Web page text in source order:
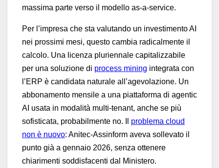
massima parte verso il modello as-a-service.
Per l’impresa che sta valutando un investimento AI
nei prossimi mesi, questo cambia radicalmente il
calcolo. Una licenza pluriennale capitalizzabile
per una soluzione di process mining integrata con
l’ERP è candidata naturale all’agevolazione. Un
abbonamento mensile a una piattaforma di agentic
AI usata in modalità multi-tenant, anche se più
sofisticata, probabilmente no. Il problema cloud
non è nuovo: Anitec-Assinform aveva sollevato il
punto già a gennaio 2026, senza ottenere
chiarimenti soddisfacenti dal Ministero.